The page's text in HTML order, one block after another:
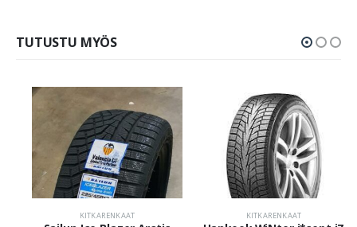
TUTUSTU MYÖS
KITKARENKAAT KITKARENKAAT